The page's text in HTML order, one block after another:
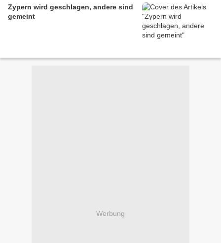
Zypern wird geschlagen, andere sind
gemeint
Werbung